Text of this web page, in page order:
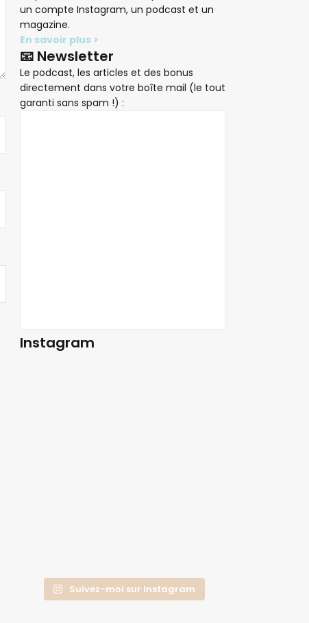
un compte Instagram, un podcast et un
magazine.
En savoir plus >
📧 Newsletter
Le podcast, les articles et des bonus
directement dans votre boîte mail (le tout
garanti sans spam !) :
Instagram
Suivez-moi sur Instagram